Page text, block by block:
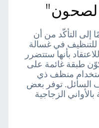
إلى التأكّد من أن
للتنظيف في غسالة
بأنها ستتضرر
طبقة غائمة على
منظف ذي
السائل. توفر بعض
الزجاجية